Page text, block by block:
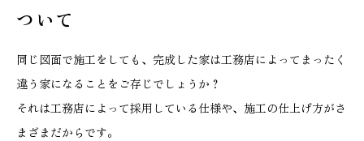
ついて
同じ図面で施工をしても、完成した家は工務店によってまったく
違う家になることをご存じでしょうか？
それは工務店によって採用している仕様や、施工の仕上げ方がさ
まざまだからです。